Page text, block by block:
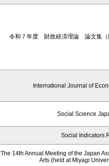
令和７年度 財政経済理論 論文集（
International Journal of
Social Science
Social Indicators
The 14th Annual Meeting of the Japan
Arts (held at Miyagi